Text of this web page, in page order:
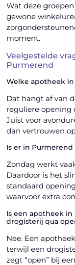
Wat deze
gewone
moment.
Veelgestelde
Purmerend
Welke apotheek in
Dat hangt af van
reguliere opening
Juist voor
dan vertrouwen
Is er in
Zondag werkt
Daardoor is het
standaard
waarvoor extra
Is een apotheek
drogisterij qua
Nee. Een
terwijl een
zegt “open” bij